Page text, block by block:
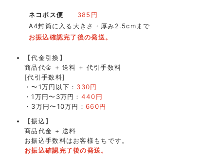
ネコポス便
385円
A4封筒に入る大きさ・厚み2.5cmまで
お振込確認完了後の発送。
【代金引換】
商品代金 + 送料 + 代引手数料
[代引手数料]
・〜1万円以下： 330円
・1万円〜3万円： 440円
・3万円〜10万円： 660円
【振込】
商品代金 + 送料
お振込手数料はお客様もちです。
お振込確認完了後の発送。